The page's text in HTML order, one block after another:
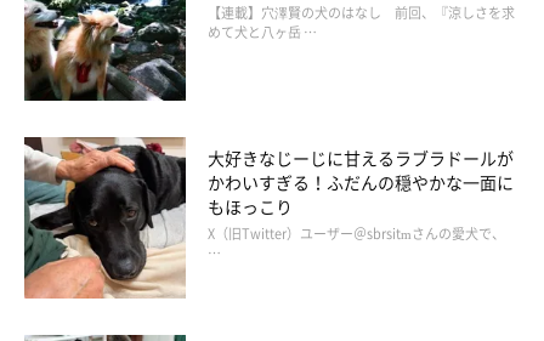
ダイソーで見つけたら、全部揃えたくなってしまうほどかわいい
ワンコマグカップ♪ この冬を楽しく乗り切るグッズとして、ぜ
★Instagram、Twitterで「#いぬのきもち」「#いぬのきもち部」
でご投稿いただいた素敵な写真・動画を紹介しています。
【連載】穴澤賢の犬のはなし 前回、『涼しさを求
めて犬と八ヶ岳 …
大好きなじーじに甘えるラブラドールが
かわいすぎる！ふだんの穏やかな一面に
もほっこり
X（旧Twitter）ユーザー＠sbrsitmさんの愛犬で、
…